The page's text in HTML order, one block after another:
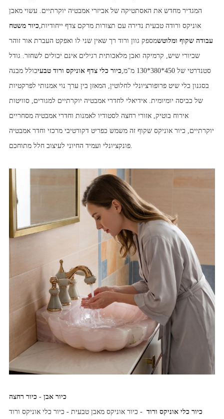
המגדיר מחדש את האסתטיקה של אביזרי אמבטיה יוקרתיים. עשוי מאבן
אוניקס ורודה טבעית נדירה עם תצורות מרקם צדף ייחודיות, כיור משטח
עבודה שקוף ומלוטשמספק גוון ורוד רך שאין שני לו ואפקט העברת אור זוהר
שכיורי שיש, קרמיקה ואבן מלאכותית רגילים אינם יכולים לשחזר. גודל
סטנדרטי של 450*380*130 מ"מ,
כיור כלי צדף אוניקס ורוד טבעיכולל מבנה
בסגנון כלי שיט פרופורציונלי לחלוטין, המאזן בין ערך נוי אמנותי לפרקטיות
של כביסה יומיומית. אידיאלי לחדרי אמבטיה יוקרתיים למגורים, סוויטות
אירוח בוטיק, אזורי רחצה לסטודיו לאמנות וחדרי אמבטיה מסחריים
יוקרתיים, כיור אוניקס שקוף זה משמש כפריט דקורטיבי מרכזי וחדר אמבטיה
פונקציונלי ועמיד החיוני לעיצוב חלל מתוחכם.
כיור כלי אוניקס ורוד - כיור אוניקס מאבן טבעית - כיור כלי אוניקס ורוד